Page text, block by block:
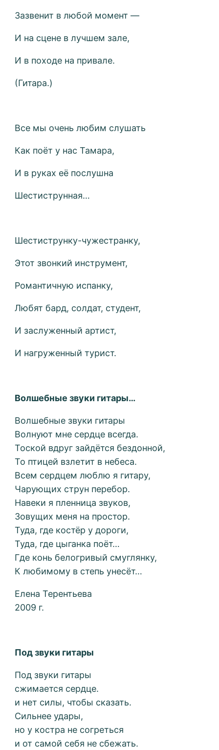
Зазвенит в любой момент —
И на сцене в лучшем зале,
И в походе на привале.
(Гитара.)
Все мы очень любим слушать
Как поёт у нас Тамара,
И в руках её послушна
Шестиструнная…
Шестиструнку-чужестранку,
Этот звонкий инструмент,
Романтичную испанку,
Любят бард, солдат, студент,
И заслуженный артист,
И нагруженный турист.
Волшебные звуки гитары…
Волшебные звуки гитары
Волнуют мне сердце всегда.
Тоской вдруг зайдётся бездонной,
То птицей взлетит в небеса.
Всем сердцем люблю я гитару,
Чарующих струн перебор.
Навеки я пленница звуков,
Зовущих меня на простор.
Туда, где костёр у дороги,
Туда, где цыганка поёт…
Где конь белогривый смуглянку,
К любимому в степь унесёт…
Елена Терентьева
2009 г.
Под звуки гитары
Под звуки гитары
сжимается сердце.
и нет силы, чтобы сказать.
Сильнее удары,
но у костра не согреться
и от самой себя не сбежать.